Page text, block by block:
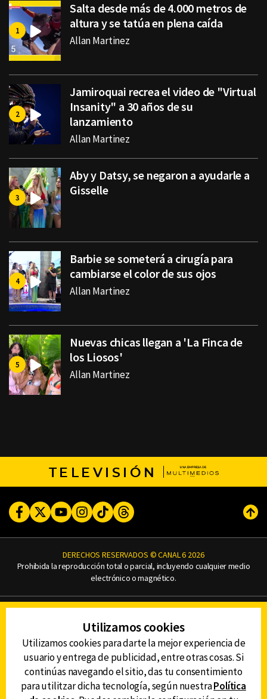
Salta desde más de 4.000 metros de
altura y se tatúa en plena caída
Allan Martinez
Jamiroquai recrea el video de "Virtual
Insanity" a 30 años de su
lanzamiento
Allan Martinez
Aby y Datsy, se negaron a ayudarle a
Gisselle
Barbie se someterá a cirugía para
cambiarse el color de sus ojos
Allan Martinez
Nuevas chicas llegan a 'La Finca de
los Liosos'
Allan Martinez
TELEVISIÓN
FacebookTwitterYoutubeInstagram
TikTokThreads
DERECHOS RESERVADOS © CANAL 6 2026
Prohibida la reproducción total o parcial, incluyendo cualquier medio
electrónico o magnético.
AVISO DE PRIVACIDAD
AVISO LEGAL
DEFENSORÍA DE LAS AUDIENCIAS
Utilizamos cookies
Utilizamos cookies para darte la mejor experiencia de
usuario y entrega de publicidad, entre otras cosas. Si
continúas navegando el sitio, das tu consentimiento
para utilitzar dicha tecnología, según nuestraPolítica